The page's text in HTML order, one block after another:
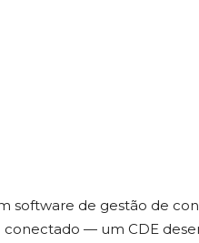
software de gestão de
— um CDE